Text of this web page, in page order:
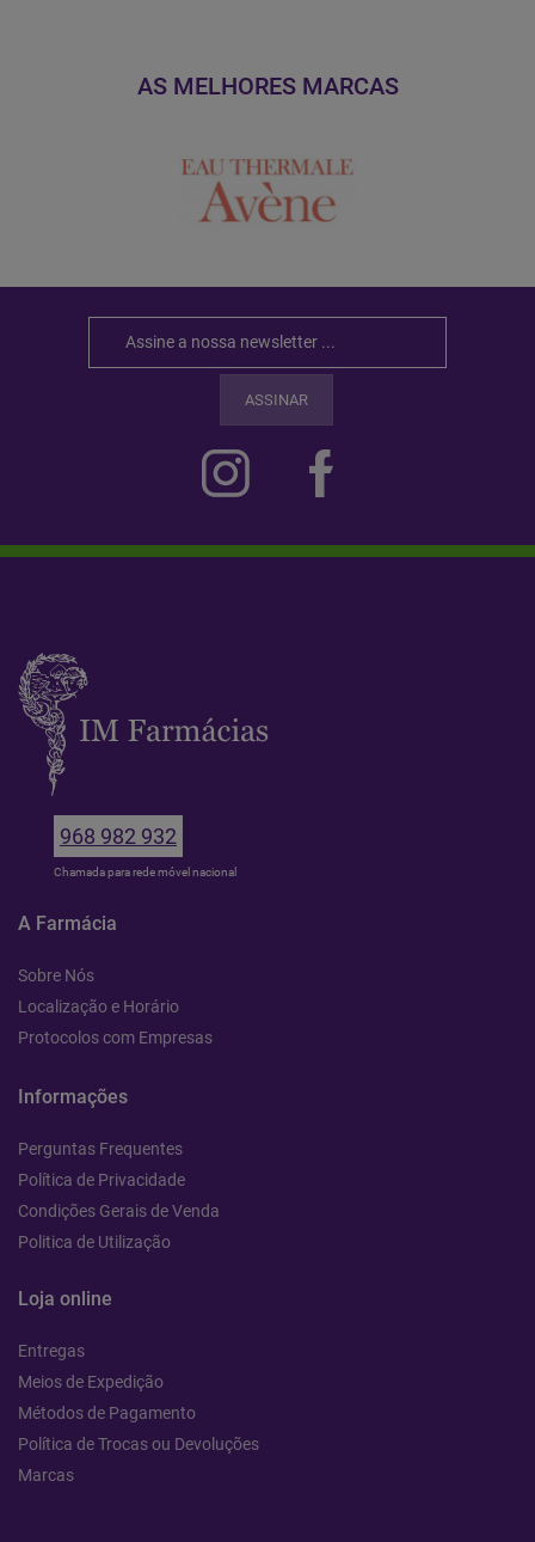
AS MELHORES MARCAS
ASSINAR
968 982 932
Chamada para rede móvel nacional
A Farmácia
Sobre Nós
Localização e Horário
Protocolos com Empresas
Informações
Perguntas Frequentes
Política de Privacidade
Condições Gerais de Venda
Politica de Utilização
Loja online
Entregas
Meios de Expedição
Métodos de Pagamento
Política de Trocas ou Devoluções
Marcas